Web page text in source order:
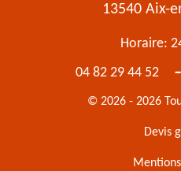
13540 Aix-
Horaire:
04 82 29 44 52
-
© 2026 - 2026
Devis